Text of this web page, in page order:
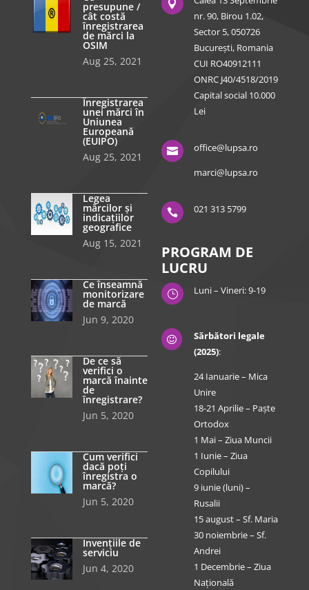
presupune /
cât costă
înregistrarea
de mărci la
OSIM
Aug 25, 2021
Înregistrarea
unei mărci în
Uniunea
Europeană
(EUIPO)
Aug 25, 2021
Legea
mărcilor și
indicațiilor
geografice
Aug 15, 2021
Ce înseamnă
monitorizare
de marcă
Jun 9, 2020
De ce să
verifici o
marcă înainte
de
înregistrare?
Jun 5, 2020
Cum verifici
dacă poți
înregistra o
marcă?
Jun 5, 2020
Invențiile de
serviciu
Jun 4, 2020

nr. 90, Birou 1.02,
Sector 5, 050726
București, Romania
CUI RO40912111
ONRC J40/4518/2019
Capital social 10.000
Lei

office@lupsa.ro
marci@lupsa.ro
 021 313 5799
PROGRAM DE
LUCRU
} Luni – Vineri: 9-19

Sărbători legale
(2025):
24 Ianuarie – Mica
Unire
18-21 Aprilie – Paște
Ortodox
1 Mai – Ziua Muncii
1 Iunie – Ziua
Copilului
9 iunie (luni) –
Rusalii
15 august – Sf. Maria
30 noiembrie – Sf.
Andrei
1 Decembrie – Ziua
Națională